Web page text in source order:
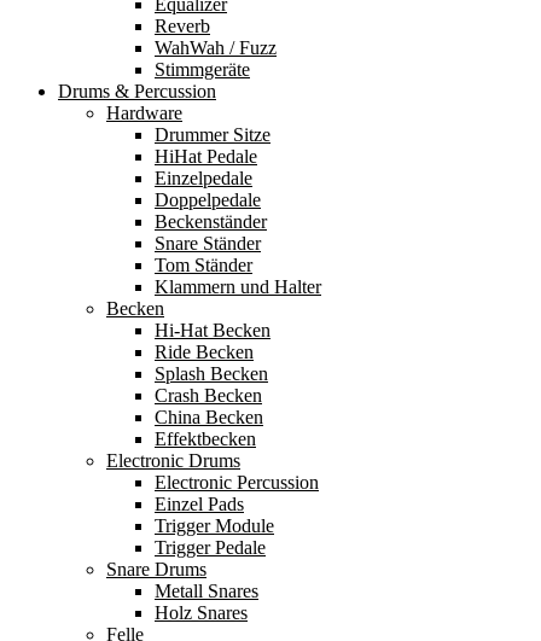
Equalizer
Reverb
WahWah / Fuzz
Stimmgeräte
Drums & Percussion
Hardware
Drummer Sitze
HiHat Pedale
Einzelpedale
Doppelpedale
Beckenständer
Snare Ständer
Tom Ständer
Klammern und Halter
Becken
Hi-Hat Becken
Ride Becken
Splash Becken
Crash Becken
China Becken
Effektbecken
Electronic Drums
Electronic Percussion
Einzel Pads
Trigger Module
Trigger Pedale
Snare Drums
Metall Snares
Holz Snares
Felle